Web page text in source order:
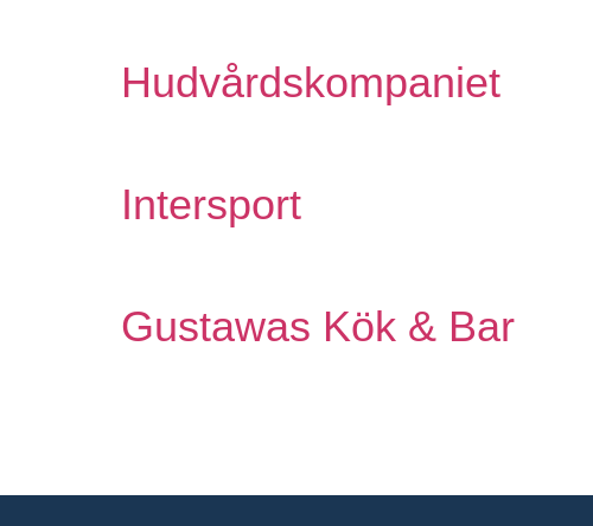
Hudvårdskompaniet
Intersport
Gustawas Kök & Bar